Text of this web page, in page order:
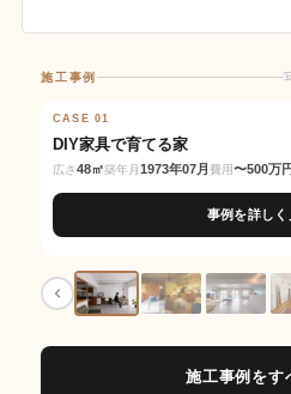
施工事例
BEFORE
写真の上で指を動かし
CASE 01
DIY家具で育てる家
広さ48㎡築年月 1973年07月 費用〜500万円
事例を詳しく
施工事例をす